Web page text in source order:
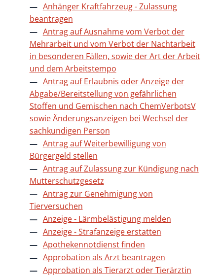
Anhänger Kraftfahrzeug - Zulassung
beantragen
Antrag auf Ausnahme vom Verbot der
Mehrarbeit und vom Verbot der Nachtarbeit
in besonderen Fällen, sowie der Art der Arbeit
und dem Arbeitstempo
Antrag auf Erlaubnis oder Anzeige der
Abgabe/Bereitstellung von gefährlichen
Stoffen und Gemischen nach ChemVerbotsV
sowie Änderungsanzeigen bei Wechsel der
sachkundigen Person
Antrag auf Weiterbewilligung von
Bürgergeld stellen
Antrag auf Zulassung zur Kündigung nach
Mutterschutzgesetz
Antrag zur Genehmigung von
Tierversuchen
Anzeige - Lärmbelästigung melden
Anzeige - Strafanzeige erstatten
Apothekennotdienst finden
Approbation als Arzt beantragen
Approbation als Tierarzt oder Tierärztin